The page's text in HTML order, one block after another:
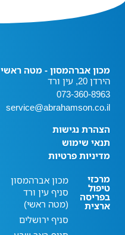
מכון אברהמסון - מטה ראשי
הירדן 20, עין ורד
073-360-8963
service@abrahamson.co.il
הצהרת נגישות
תנאי שימוש
מדיניות פרטיות
מרכזי
טיפול
בפריסה
ארצית
מכון אברהמסון
סניף עין ורד
(מטה ראשי)
סניף ירושלים